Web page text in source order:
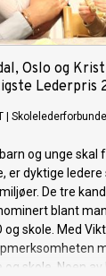
Oslo og
Lederpris
og unge skal
er dyktige
De tre
blant
og skole. Med
skole. Noen